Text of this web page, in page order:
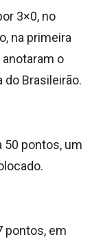
3×0, no
na primeira
o
do Brasileirão.
50 pontos, um
pontos, em